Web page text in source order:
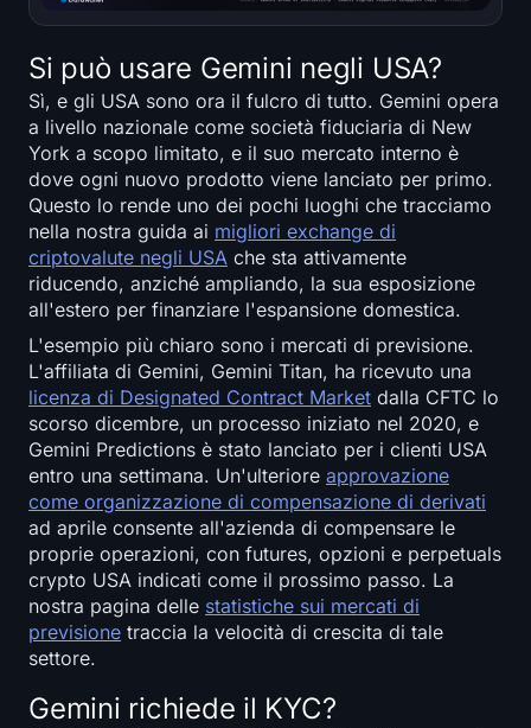
Si può usare Gemini negli USA?
Sì, e gli USA sono ora il fulcro di tutto. Gemini opera
a livello nazionale come società fiduciaria di New
York a scopo limitato, e il suo mercato interno è
dove ogni nuovo prodotto viene lanciato per primo.
Questo lo rende uno dei pochi luoghi che tracciamo
nella nostra guida ai migliori exchange di
criptovalute negli USA che sta attivamente
riducendo, anziché ampliando, la sua esposizione
all'estero per finanziare l'espansione domestica.
L'esempio più chiaro sono i mercati di previsione.
L'affiliata di Gemini, Gemini Titan, ha ricevuto una
licenza di Designated Contract Market dalla CFTC lo
scorso dicembre, un processo iniziato nel 2020, e
Gemini Predictions è stato lanciato per i clienti USA
entro una settimana. Un'ulteriore approvazione
come organizzazione di compensazione di derivati
ad aprile consente all'azienda di compensare le
proprie operazioni, con futures, opzioni e perpetuals
crypto USA indicati come il prossimo passo. La
nostra pagina delle statistiche sui mercati di
previsione traccia la velocità di crescita di tale
settore.
Gemini richiede il KYC?